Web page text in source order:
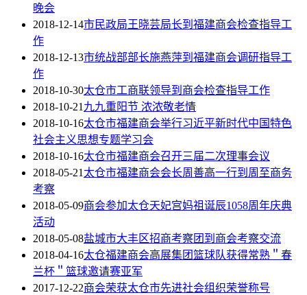
晚会
2018-12-14市民政局王晓芸局长到福建商会检查指导工
作
2018-12-13市统战部部长施燕萍到福建商会调研指导工
作
2018-10-30太仓市工商联领导到商会检查指导工作
2018-10-21九九重阳节 浓浓敬老情
2018-10-16太仓市福建商会举行习近平新时代中国特色
社会主义思想专题学习会
2018-10-16太仓市福建商会召开三届二次理事会议
2018-05-21太仓市福建商会会长周善高一行到周至商务
考察
2018-05-09商会参加太仓天妃宫妈祖诞辰1058周年庆典
活动
2018-05-08盐城市大丰区招商考察团到商会考察交流
2018-04-16太仓福建商会高展集团篮球队获得常熟＂春
兰杯＂篮球邀请赛亚军
2017-12-22商会荣获太仓市先进社会组织荣誉称号